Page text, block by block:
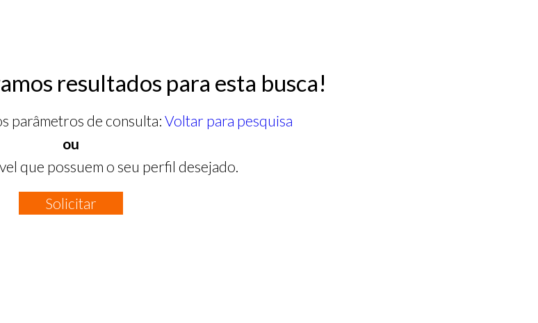
resultados para esta busca!
parâmetros de consulta: Voltar para pesquisa
ou
que possuem o seu perfil desejado.
Solicitar